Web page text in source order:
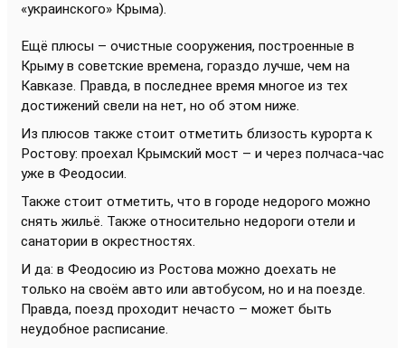
«украинского» Крыма).
Ещё плюсы – очистные сооружения, построенные в
Крыму в советские времена, гораздо лучше, чем на
Кавказе. Правда, в последнее время многое из тех
достижений свели на нет, но об этом ниже.
Из плюсов также стоит отметить близость курорта к
Ростову: проехал Крымский мост – и через полчаса-час
уже в Феодосии.
Также стоит отметить, что в городе недорого можно
снять жильё. Также относительно недороги отели и
санатории в окрестностях.
И да: в Феодосию из Ростова можно доехать не
только на своём авто или автобусом, но и на поезде.
Правда, поезд проходит нечасто – может быть
неудобное расписание.